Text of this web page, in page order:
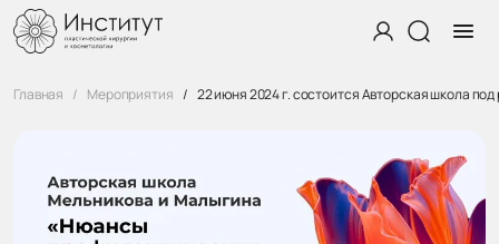
Главная Мероприятия 22 июня 2024 г. состоится Авторская школа